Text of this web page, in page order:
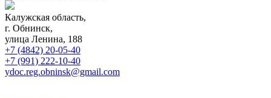
Калужская область,
г. Обнинск,
улица Ленина, 188
+7 (4842) 20-05-40
+7 (991) 222-10-40
ydoc.reg.obninsk@gmail.com